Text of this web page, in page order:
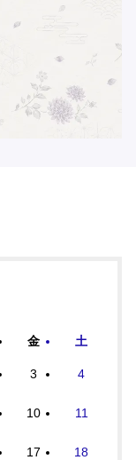
金 土
3 4
10 11
17 18